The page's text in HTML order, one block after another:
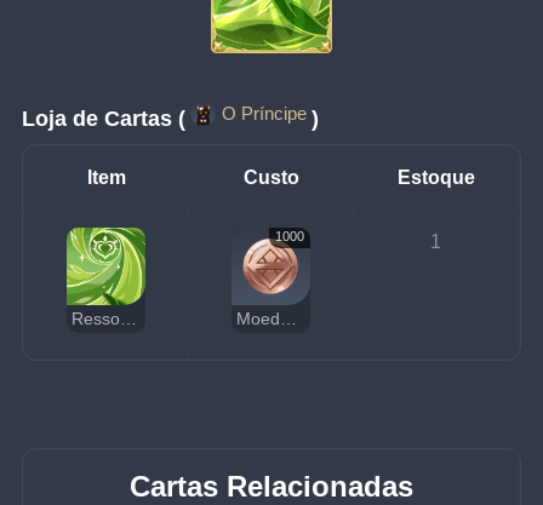
Loja de Cartas ( O Príncipe )
Item Custo Estoque
Ressonância Elemental: Videira Verdejante
1000
Moedas da Sorte
1
Cartas Relacionadas